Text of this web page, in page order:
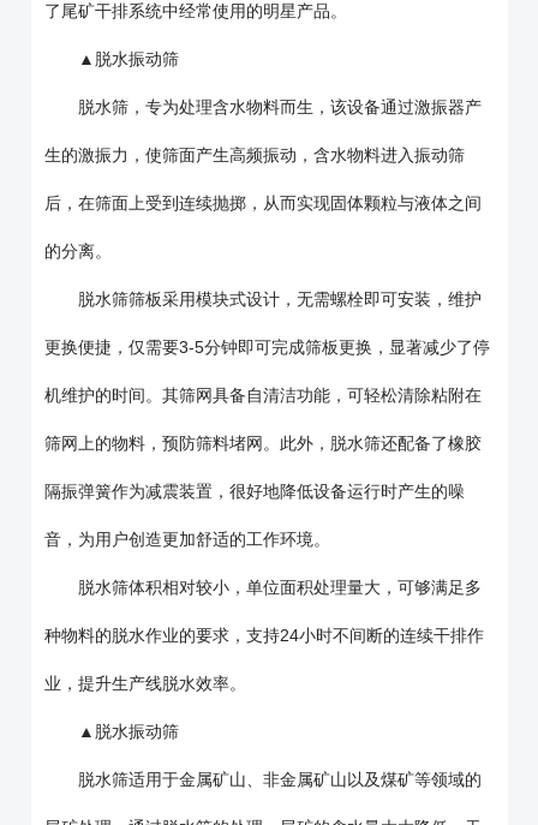
了尾矿干排系统中经常使用的明星产品。
▲脱水振动筛
脱水筛，专为处理含水物料而生，该设备通过激振器产
生的激振力，使筛面产生高频振动，含水物料进入振动筛
后，在筛面上受到连续抛掷，从而实现固体颗粒与液体之间
的分离。
脱水筛筛板采用模块式设计，无需螺栓即可安装，维护
更换便捷，仅需要3-5分钟即可完成筛板更换，显著减少了停
机维护的时间。其筛网具备自清洁功能，可轻松清除粘附在
筛网上的物料，预防筛料堵网。此外，脱水筛还配备了橡胶
隔振弹簧作为减震装置，很好地降低设备运行时产生的噪
音，为用户创造更加舒适的工作环境。
脱水筛体积相对较小，单位面积处理量大，可够满足多
种物料的脱水作业的要求，支持24小时不间断的连续干排作
业，提升生产线脱水效率。
▲脱水振动筛
脱水筛适用于金属矿山、非金属矿山以及煤矿等领域的